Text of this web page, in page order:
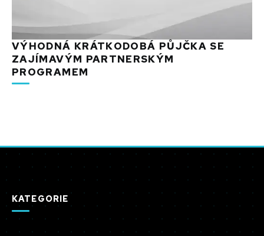
VÝHODNÁ KRÁTKODOBÁ PŮJČKA SE
ZAJÍMAVÝM PARTNERSKÝM
PROGRAMEM
KATEGORIE